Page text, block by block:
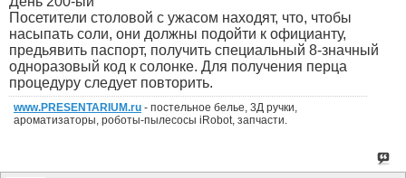
Посетители столовой с ужасом находят, что, чтобы
насыпать соли, они должны подойти к официанту,
предьявить паспорт, получить специальный 8-значный
одноразовый код к солонке. Для получения перца
процедуру следует повторить.
www.PRESENTARIUM.ru - постельное белье, 3Д ручки,
ароматизаторы, роботы-пылесосы iRobot, запчасти.